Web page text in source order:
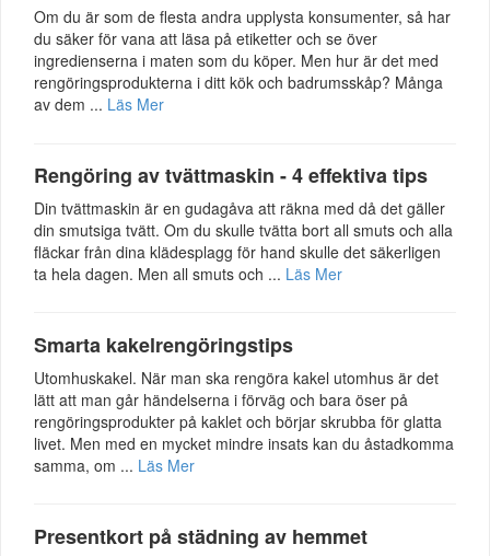
Om du är som de flesta andra upplysta konsumenter, så har
du säker för vana att läsa på etiketter och se över
ingredienserna i maten som du köper. Men hur är det med
rengöringsprodukterna i ditt kök och badrumsskåp? Många
av dem ... Läs Mer
Rengöring av tvättmaskin - 4 effektiva tips
Din tvättmaskin är en gudagåva att räkna med då det gäller
din smutsiga tvätt. Om du skulle tvätta bort all smuts och alla
fläckar från dina klädesplagg för hand skulle det säkerligen
ta hela dagen. Men all smuts och ... Läs Mer
Smarta kakelrengöringstips
Utomhuskakel. När man ska rengöra kakel utomhus är det
lätt att man går händelserna i förväg och bara öser på
rengöringsprodukter på kaklet och börjar skrubba för glatta
livet. Men med en mycket mindre insats kan du åstadkomma
samma, om ... Läs Mer
Presentkort på städning av hemmet